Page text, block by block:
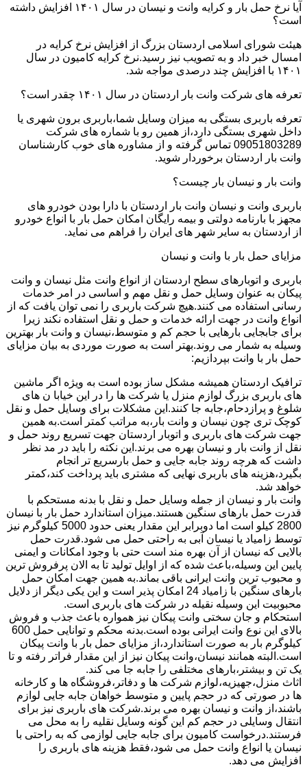
آیا نرخ حمل بار و کرایه وانت و نیسان در سال ۱۴۰۱ افزایش داشته
است؟
هیئت شورای اسلامی اردستان بزرگ از افزایش نرخ کرایه در
امسال خبر داد و به تصویب نیز رسید.نرخ کرایه کامیون در سال
۱۴۰۱ با افزایش چند درصدی مواجه شد.
تعرفه های شرکت وانت بار اردستان در سال ۱۴۰۱ چقدر است؟
تعرفه باربری بستگی به میزان وسایل شما،باربری برون شهری یا
داخل شهری بستگی دارد،از همین رو با شماره های شرکت
09051803289 تماس گرفته و از مشاوره های خوب کارشناسان
وانت بار اردستان برخوردار شوید.
وانت بار و نیسان بار چیست؟
باربری وانت و نیسان وانت بار اردستان با دارا بودن خودرو های
مجهز با بارنامه دولتی و بیمه رایگان امکان حمل بار با انواع خودرو
از اردستان به سایر شهر های ایران را فراهم می نماید.
مزایای حمل بار با وانت و نیسان
باربری و اتوبارهای سطح اردستان از انواع وانت مثل نیسان و وانت
پیکان به عنوان وسایل حمل و نقل مهم و اساسی در امر خدمات
رسانی استفاده می کنند.هیچ شرکت باربری را نمی توان یافت که از
انواع وانت در جهت ارائه خدمات و حمل و نقل استفاده نکند زیرا
برای جابجایی بارهایی با حجم کم و متوسط،نیسان و وانت بار بهترین
وسیله به شمار می روند.بهتر است به صورت موردی به بیان مزایای
حمل بار با وانت بپردازیم:
ترافیک اردستان همیشه مشکل ساز بوده است به ویژه اگر ماشین
های باربری بزرگ لوازم منزل یا شرکت ها را در این خیابا ن های
شلوغ و پرازدحام،جابه جا کنند.این مشکلات برای وسایل حمل و نقل
کوچک تری چون نیسان و وانت بار،به مراتب کمتر است.به همین
جهت شرکت های باربری و اتوبار اردستان جهت تسریع روند حمل و
نقل از وانت بار و نیسان بهره می برند.این نکته را باید در مد نظر
داشت که هرچه روند جابه جایی و حمل بارسریع تر انجام
بگیرد،هزینه های باربری نهایی که مشتری باید پرداخت کند،کمتر
خواهد شد.
وانت بار و نیسان از جمله وسایل حمل و نقل با بدنه مستحکم با
قدرت حمل بارهای سنگین هستند.میزان استاندارد حمل بار با نیسان
2800 کیلو است اما دوبرابر این مقدار یعنی حدود 5000 کیلوگرم نیز
توسط زامیاد یا نیسان آبی به راحتی حمل می شود.قدرت حمل
بالایی که نیسان از آن بهره مند است حتی با وجود امکانات و ایمنی
پایین این وسیله،باعث شده که از اوایل تولید تا به الان پرفروش ترین
و محبوب ترین وانت ایرانی باقی بماند.به همین جهت امکان حمل
بارهای سنگین با زامیاد 24 امکان پذیر است و این یکی دیگر از دلایل
محبوبیت این وسیله نقیله در شرکت های باربری است.
استحکام و جان سختی وانت پیکان نیز همواره باعث جذب و فروش
بالای این نوع وانت ایرانی بوده است.بدنه محکم و توانایی حمل 600
کیلوگرم بار به صورت استاندارد،از مزایای حمل بار با وانت پیکان
است.البته همانند نیسان،وانت پیکان نیز از این مقدار فراتر رفته و تا
یک تن و بیشتر،بارهای مختلفی را جابه جا می کند.
اثاث منزل،جهیزیه،لوازم شرکت ها و دفاتر،فروشگاه ها و کارخانه
ها در صورتی که در حجم پایین و متوسط خواهان جابه جایی لوازم
باشند،از وانت و نیسان بهره می برند.شرکت های باربری نیز برای
انتقال وسایلی در حجم کم این گونه وسایل نقلیه را به محل می
فرستند.درخواست کامیون برای جابه جایی لوازمی که به راحتی با
نیسان یا انواع وانت حمل می شود،فقط هزینه های باربری را
افزایش می دهد.